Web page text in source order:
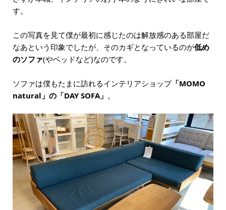
す。
この写真を見て僕が最初に感じたのは解放感のある部屋だ
なあという印象でしたが、そのカギとなっているのが低め
のソファ(やベッドなど)なのです。
ソファは僕もたまに訪れるインテリアショップ「MOMO
natural」の「DAY SOFA」 。